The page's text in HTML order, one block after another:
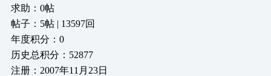
求助：0帖
帖子：5帖 | 13597回
年度积分：0
历史总积分：52877
注册：2007年11月23日